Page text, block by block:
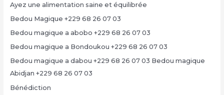
Ayez une alimentation saine et équilibrée
Bedou Magique +229 68 26 07 03
Bedou magique a abobo +229 68 26 07 03
Bedou magique a Bondoukou +229 68 26 07 03
Bedou magique a dabou +229 68 26 07 03 Bedou magique
Abidjan +229 68 26 07 03
Bénédiction